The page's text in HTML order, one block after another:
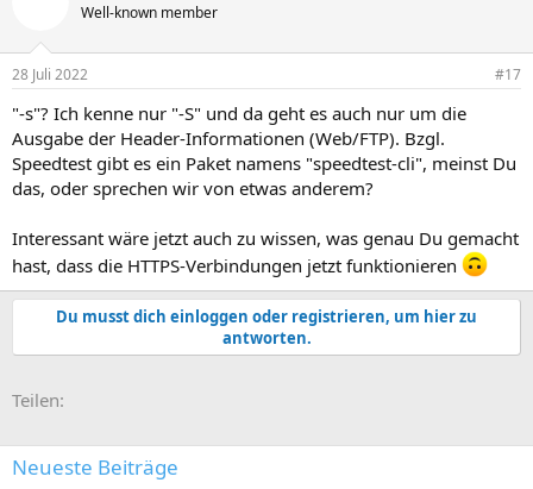
e
:
Well-known member
28 Juli 2022 #17
"-s"? Ich kenne nur "-S" und da geht es auch nur um die
Ausgabe der Header-Informationen (Web/FTP). Bzgl.
Speedtest gibt es ein Paket namens "speedtest-cli", meinst Du
das, oder sprechen wir von etwas anderem?
Interessant wäre jetzt auch zu wissen, was genau Du gemacht
hast, dass die HTTPS-Verbindungen jetzt funktionieren
Du musst dich einloggen oder registrieren, um hier zu
antworten.
Teilen:
Neueste Beiträge